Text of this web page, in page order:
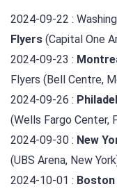
2024-09-22 :
Flyers (Capital One
2024-09-23 :
Flyers (Bell Centre,
2024-09-26 :
(Wells Fargo Center,
2024-09-30 : New
(UBS Arena, New
2024-10-01 : Boston